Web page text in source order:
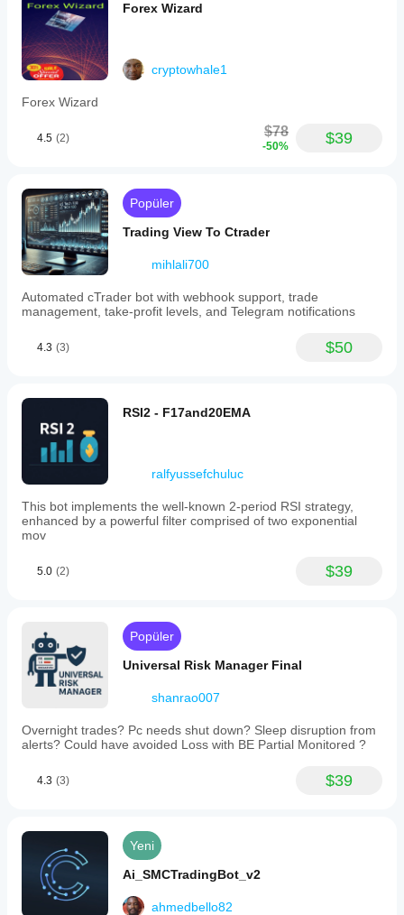
Forex Wizard
cryptowhale1
Forex Wizard
4.5 (2) $78
-50% $39
Popüler
Trading View To Ctrader
mihlali700
Automated cTrader bot with webhook support, trade
management, take-profit levels, and Telegram notifications
4.3 (3) $50
RSI2 - F17and20EMA
ralfyussefchuluc
This bot implements the well-known 2-period RSI strategy,
enhanced by a powerful filter comprised of two exponential
mov
5.0 (2) $39
Popüler
Universal Risk Manager Final
shanrao007
Overnight trades? Pc needs shut down? Sleep disruption from
alerts? Could have avoided Loss with BE Partial Monitored ?
4.3 (3) $39
Yeni
Ai_SMCTradingBot_v2
ahmedbello82